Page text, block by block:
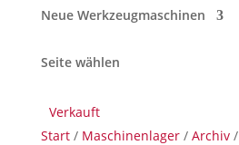
Neue Werkzeugmaschinen
Seite wählen
Start/ Maschinenlager/ Archiv/
Verkauft